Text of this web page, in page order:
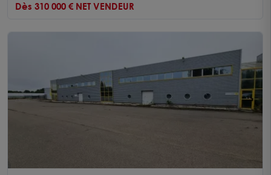
CENTRE VILLE NIORT
Dès 310 000 € NET VENDEUR